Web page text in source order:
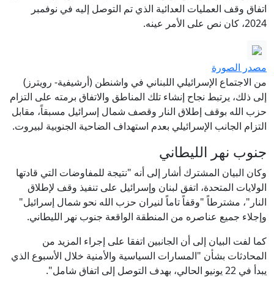
اتفاق وقف العمليات العدائية الذي تم التوصل إليه في نوفمبر
2024، كان نص على الأمر عينه.
مصدر الصورة
من الاجتماع الإسرائيلي اللبناني في واشنطن (أرشيفية- رويترز)
إلى ذلك، يرتبط نجاح إنشاء تلك المناطق والاتفاق برمته على التزام
حزب الله بوقف إطلاق النار وقصف شمال إسرائيل مسبقاً، مقابل
التزام الجانب الإسرائيلي بعدم استهداف الضاحية الجنوبية لبيروت.
جنوب نهر الليطاني
وكان البيان المشترك أشار إلى أنه "نتيجة للمفاوضات التي قادتها
الولايات المتحدة، اتفق لبنان وإسرائيل على تنفيذ وقف لإطلاق
النار"، مشترطاً "وقفاً تاماً لنيران حزب الله نحو شمال إسرائيل"
وإجلاء جميع عناصره من المنطقة الواقعة جنوب نهر الليطاني.
كما لفت البيان إلى أن الجانبين اتفقا على إجراء المزيد من
المحادثات بشأن "المسارات السياسية والأمنية خلال الأسبوع الذي
يبدأ في 22 يونيو الحالي، بهدف التوصل إلى اتفاق شامل".